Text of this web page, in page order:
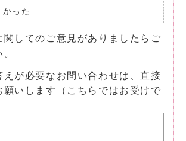
かった
関してのご意見がありましたらご
えが必要なお問い合わせは、直接
願いします（こちらではお受けで